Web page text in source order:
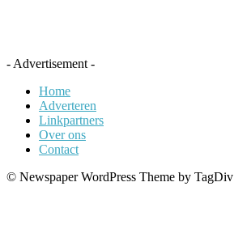
- Advertisement -
Home
Adverteren
Linkpartners
Over ons
Contact
© Newspaper WordPress Theme by TagDiv